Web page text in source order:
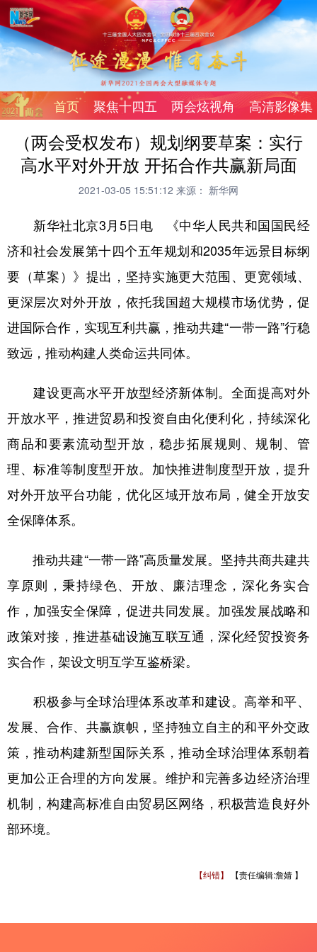
首页 聚焦十四五 两会炫视角 高清影像集
（两会受权发布）规划纲要草案：实行
高水平对外开放 开拓合作共赢新局面
2021-03-05 15:51:12 来源： 新华网
新华社北京3月5日电 《中华人民共和国国民经
济和社会发展第十四个五年规划和2035年远景目标纲
要（草案）》提出，坚持实施更大范围、更宽领域、
更深层次对外开放，依托我国超大规模市场优势，促
进国际合作，实现互利共赢，推动共建“一带一路”行稳
致远，推动构建人类命运共同体。
建设更高水平开放型经济新体制。全面提高对外
开放水平，推进贸易和投资自由化便利化，持续深化
商品和要素流动型开放，稳步拓展规则、规制、管
理、标准等制度型开放。加快推进制度型开放，提升
对外开放平台功能，优化区域开放布局，健全开放安
全保障体系。
推动共建“一带一路”高质量发展。坚持共商共建共
享原则，秉持绿色、开放、廉洁理念，深化务实合
作，加强安全保障，促进共同发展。加强发展战略和
政策对接，推进基础设施互联互通，深化经贸投资务
实合作，架设文明互学互鉴桥梁。
积极参与全球治理体系改革和建设。高举和平、
发展、合作、共赢旗帜，坚持独立自主的和平外交政
策，推动构建新型国际关系，推动全球治理体系朝着
更加公正合理的方向发展。维护和完善多边经济治理
机制，构建高标准自由贸易区网络，积极营造良好外
部环境。
【纠错】 【责任编辑:詹婧 】